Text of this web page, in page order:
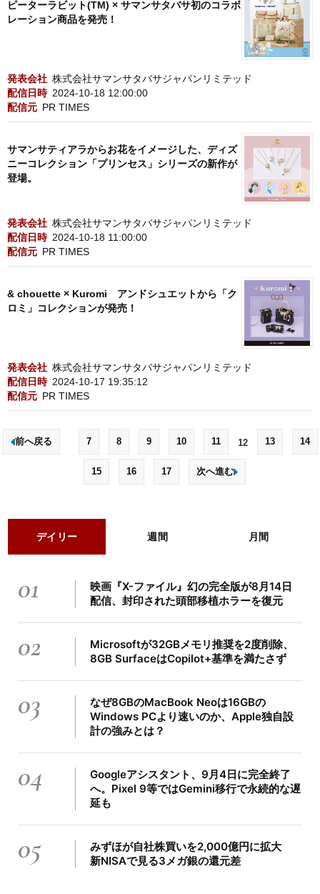
ピーターラビット(TM) × サマンサタバサ初のコラボ
レーション商品を発売！
発表会社 株式会社サマンサタバサジャパンリミテッド
配信日時 2024-10-18 12:00:00
配信元 PR TIMES
サマンサティアラからお花をイメージした、ディズ
ニーコレクション「プリンセス」シリーズの新作が
登場。
発表会社 株式会社サマンサタバサジャパンリミテッド
配信日時 2024-10-18 11:00:00
配信元 PR TIMES
& chouette × Kuromi アンドシュエットから「ク
ロミ」コレクションが発売！
発表会社 株式会社サマンサタバサジャパンリミテッド
配信日時 2024-10-17 19:35:12
配信元 PR TIMES
前へ戻る 7 8 9 10 11 12 13 14
15 16 17 次へ進む
デイリー 週間 月間
01
映画『X-ファイル』幻の完全版が8月14日
配信、封印された頭部移植ホラーを復元
02
Microsoftが32GBメモリ推奨を2度削除、
8GB SurfaceはCopilot+基準を満たさず
03
なぜ8GBのMacBook Neoは16GBの
Windows PCより速いのか、Apple独自設
計の強みとは？
04
Googleアシスタント、9月4日に完全終了
へ。Pixel 9等ではGemini移行で永続的な遅
延も
05
みずほが自社株買いを2,000億円に拡大
新NISAで見る3メガ銀の還元差